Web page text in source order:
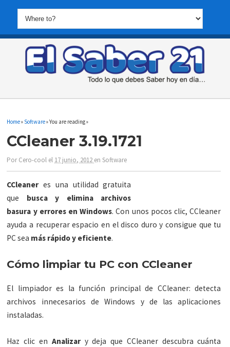
Home» Software» You are reading »
CCleaner 3.19.1721
PorCero-cool el 17 junio, 2012 enSoftware
CCleaner es una utilidad gratuita
que busca y elimina archivos
basura y errores en Windows. Con unos pocos clic, CCleaner
ayuda a recuperar espacio en el disco duro y consigue que tu
PC sea más rápido y eficiente.
Cómo limpiar tu PC con CCleaner
El limpiador es la función principal de CCleaner: detecta
archivos innecesarios de Windows y de las aplicaciones
instaladas.
Haz clic en Analizary deja que CCleaner descubra cuánta